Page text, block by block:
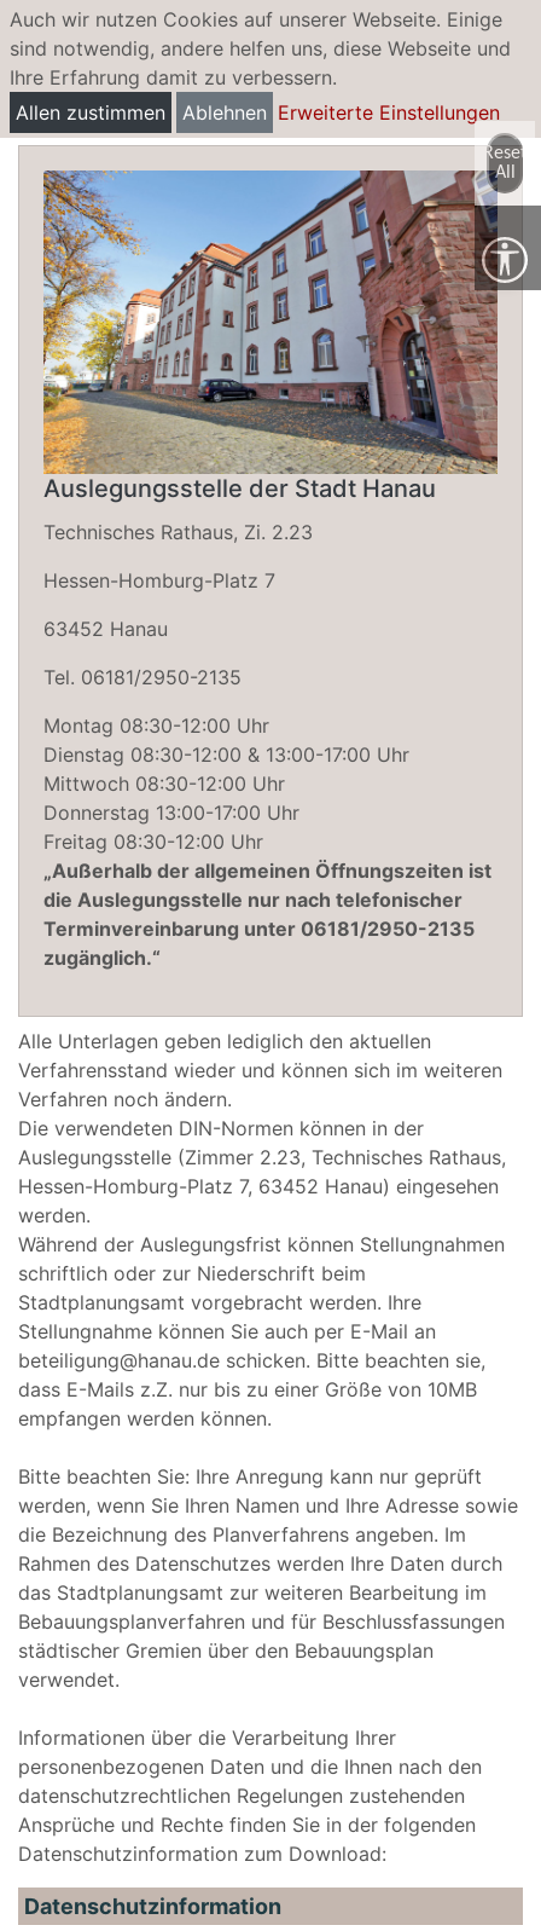
Auch wir nutzen Cookies auf unserer Webseite. Einige
sind notwendig, andere helfen uns, diese Webseite und
Ihre Erfahrung damit zu verbessern.
Allen zustimmen
Ablehnen Erweiterte Einstellungen
Bauleitpläne im Beteiligungsverfahren
Auslegungsstelle der Stadt Hanau
Technisches Rathaus, Zi. 2.23
Hessen-Homburg-Platz 7
63452 Hanau
Tel. 06181/2950-2135
Montag 08:30-12:00 Uhr
Dienstag 08:30-12:00 & 13:00-17:00 Uhr
Mittwoch 08:30-12:00 Uhr
Donnerstag 13:00-17:00 Uhr
Freitag 08:30-12:00 Uhr
„Außerhalb der allgemeinen Öffnungszeiten ist
die Auslegungsstelle nur nach telefonischer
Terminvereinbarung unter 06181/2950-2135
zugänglich.“
Alle Unterlagen geben lediglich den aktuellen
Verfahrensstand wieder und können sich im weiteren
Verfahren noch ändern.
Die verwendeten DIN-Normen können in der
Auslegungsstelle (Zimmer 2.23, Technisches Rathaus,
Hessen-Homburg-Platz 7, 63452 Hanau) eingesehen
werden.
Während der Auslegungsfrist können Stellungnahmen
schriftlich oder zur Niederschrift beim
Stadtplanungsamt vorgebracht werden. Ihre
Stellungnahme können Sie auch per E-Mail an
beteiligung@hanau.de schicken. Bitte beachten sie,
dass E-Mails z.Z. nur bis zu einer Größe von 10MB
empfangen werden können.
Bitte beachten Sie: Ihre Anregung kann nur geprüft
werden, wenn Sie Ihren Namen und Ihre Adresse sowie
die Bezeichnung des Planverfahrens angeben. Im
Rahmen des Datenschutzes werden Ihre Daten durch
das Stadtplanungsamt zur weiteren Bearbeitung im
Bebauungsplanverfahren und für Beschlussfassungen
städtischer Gremien über den Bebauungsplan
verwendet.
Informationen über die Verarbeitung Ihrer
personenbezogenen Daten und die Ihnen nach den
datenschutzrechtlichen Regelungen zustehenden
Ansprüche und Rechte finden Sie in der folgenden
Datenschutzinformation zum Download:
Datenschutzinformation
Reset
All